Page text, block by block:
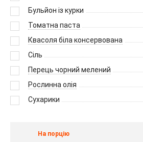
Бульйон із курки
Томатна паста
Квасоля біла консервована
Сіль
Перець чорний мелений
Рослинна олія
Сухарики
На порцію